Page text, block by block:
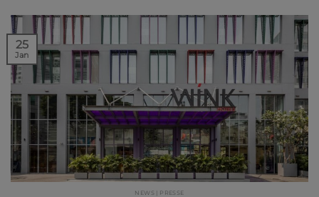
NEWS | PRESSE
25
Jan